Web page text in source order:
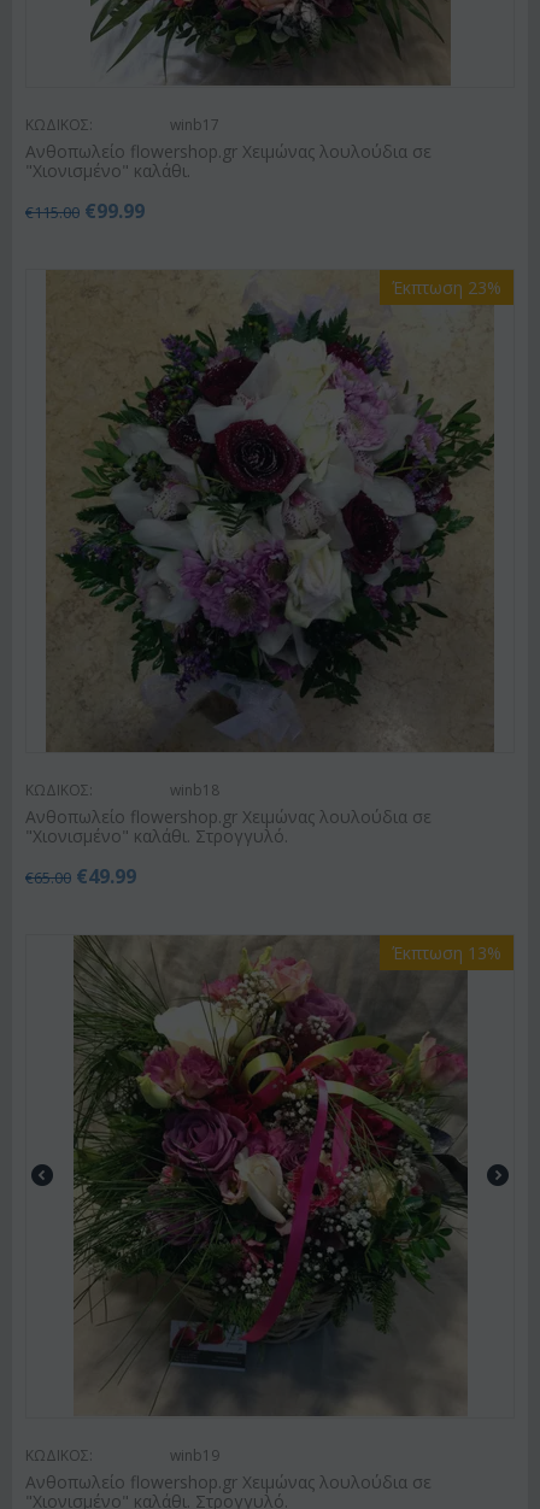
ΚΩΔΙΚΟΣ: winb17
Ανθοπωλείο flowershop.gr Χειμώνας λουλούδια σε
"Χιονισμένο" καλάθι.
€115.00 €99.99
Έκπτωση 23%
ΚΩΔΙΚΟΣ: winb18
Ανθοπωλείο flowershop.gr Χειμώνας λουλούδια σε
"Χιονισμένο" καλάθι. Στρογγυλό.
€65.00 €49.99
Έκπτωση 13%
ΚΩΔΙΚΟΣ: winb19
Ανθοπωλείο flowershop.gr Χειμώνας λουλούδια σε
"Χιονισμένο" καλάθι. Στρογγυλό.